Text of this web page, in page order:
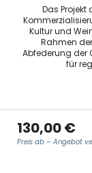
130,00 €
Preis ab – Angebot
Das
Kultur und
Rahmen
Abfederung der
für
Agence